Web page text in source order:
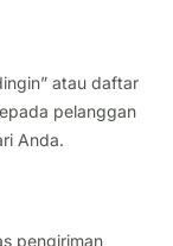
atau daftar
pelanggan
Anda.
pengiriman